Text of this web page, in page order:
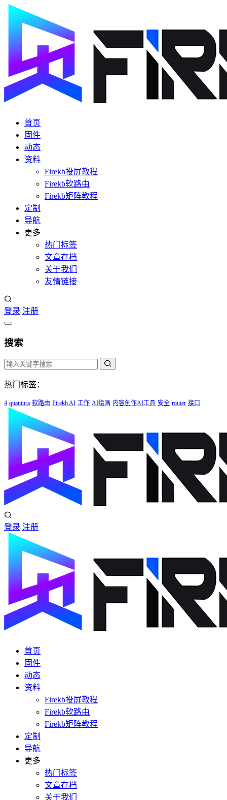
首页
固件
动态
资料
Firekb投屏教程
Firekb软路由
Firekb矩阵教程
定制
导航
更多
热门标签
文章存档
关于我们
友情链接
登录 注册
搜索
热门标签：
4 quantura 软路由 Firekb AI 工作 AI绘画 内容创作AI工具 安全 router 接口
登录 注册
首页
固件
动态
资料
Firekb投屏教程
Firekb软路由
Firekb矩阵教程
定制
导航
更多
热门标签
文章存档
关于我们